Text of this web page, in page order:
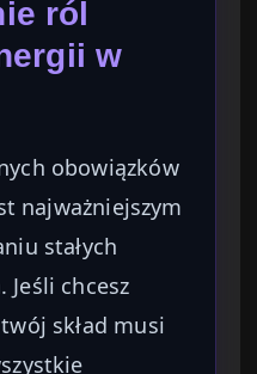
ról
w
obowiązków
najważniejszym
stałych
Jeśli chcesz
skład musi